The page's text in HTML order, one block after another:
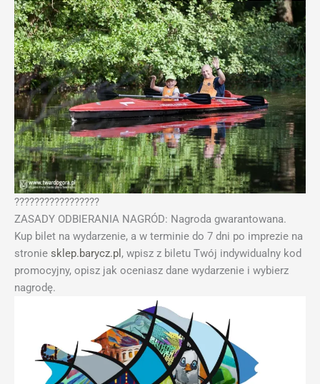
?????????????????
ZASADY ODBIERANIA NAGRÓD: Nagroda gwarantowana.
Kup bilet na wydarzenie, a w terminie do 7 dni po imprezie na
stronie sklep.barycz.pl , wpisz z biletu Twój indywidualny kod
promocyjny, opisz jak oceniasz dane wydarzenie i wybierz
nagrodę.